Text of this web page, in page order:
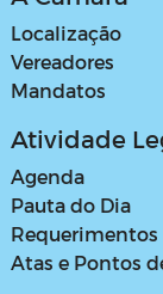
Localização
Vereadores
Mandatos
Atividade
Agenda
Pauta do Dia
Requerimentos
Atas e Pontos